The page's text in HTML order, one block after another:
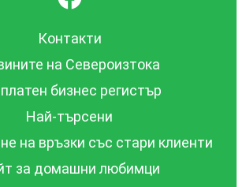
Контакти
на Североизтока
бизнес регистър
Най-търсени
на връзки със стари клиенти
за домашни любимци